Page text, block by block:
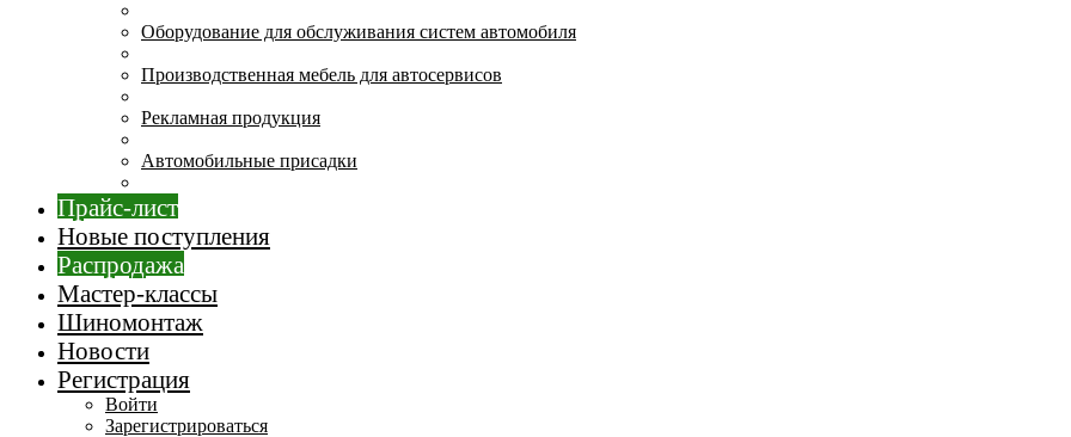
Оборудование для обслуживания систем автомобиля
Производственная мебель для автосервисов
Рекламная продукция
Автомобильные присадки
Прайс-лист
Новые поступления
Распродажа
Мастер-классы
Шиномонтаж
Новости
Регистрация
Войти
Зарегистрироваться